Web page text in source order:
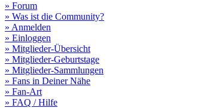
» Forum
» Was ist die Community?
» Anmelden
» Einloggen
» Mitglieder-Übersicht
» Mitglieder-Geburtstage
» Mitglieder-Sammlungen
» Fans in Deiner Nähe
» Fan-Art
» FAQ / Hilfe